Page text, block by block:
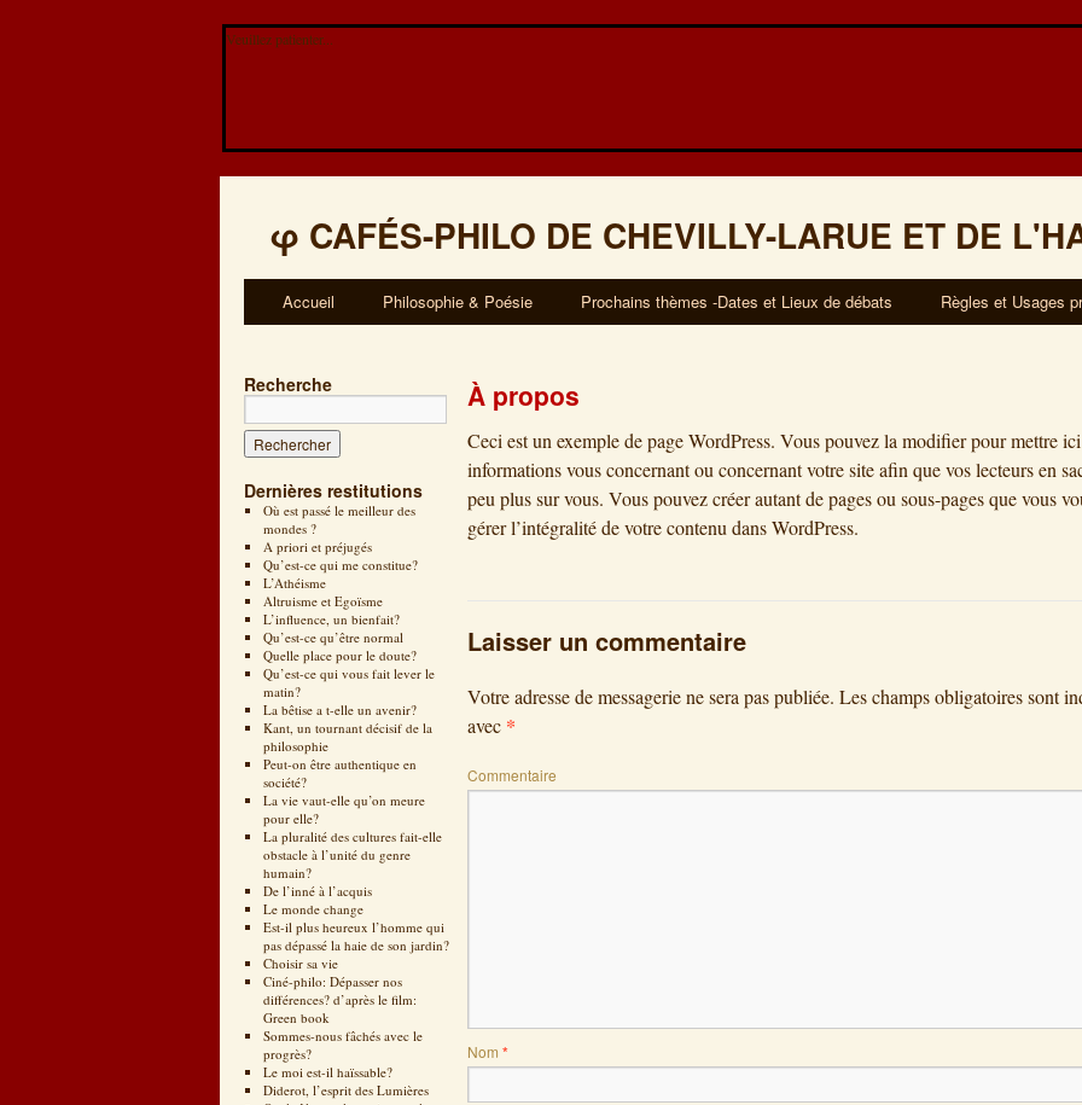
Veuillez patienter...
φ CAFÉS-PHILO DE CHEVILLY-LARUE ET DE
Accueil Philosophie & Poésie Prochains thèmes -Dates et Lieux de débats Règles et Usages
Recherche
Dernières restitutions
Où est passé le meilleur des
mondes ?
A priori et préjugés
Qu’est-ce qui me constitue?
L’Athéisme
Altruisme et Egoïsme
L’influence, un bienfait?
Qu’est-ce qu’être normal
Quelle place pour le doute?
Qu’est-ce qui vous fait lever le
matin?
La bêtise a t-elle un avenir?
Kant, un tournant décisif de la
philosophie
Peut-on être authentique en
société?
La vie vaut-elle qu’on meure
pour elle?
La pluralité des cultures fait-elle
obstacle à l’unité du genre
humain?
De l’inné à l’acquis
Le monde change
Est-il plus heureux l’homme qui
pas dépassé la haie de son jardin?
Choisir sa vie
Ciné-philo: Dépasser nos
différences? d’après le film:
Green book
Sommes-nous fâchés avec le
progrès?
Le moi est-il haïssable?
Diderot, l’esprit des Lumières
À propos
Ceci est un exemple de page WordPress. Vous pouvez la modifier pour mettre
informations vous concernant ou concernant votre site afin que vos lecteurs en
peu plus sur vous. Vous pouvez créer autant de pages ou sous-pages que vous
gérer l’intégralité de votre contenu dans WordPress.
Laisser un commentaire
Votre adresse de messagerie ne sera pas publiée. Les champs obligatoires sont
avec *
Commentaire
Nom *